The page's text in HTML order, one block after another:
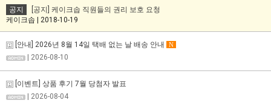
공지
[공지] 케이크솝 직원들의 권리 보호 요청
케이크솝 | 2018-10-19
[안내] 2026년 8월 14일 택배 없는 날 배송 안내 N
| 2026-08-10
[이벤트] 상품 후기 7월 당첨자 발표
| 2026-08-04